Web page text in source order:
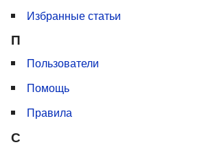
Избранные статьи
П
Пользователи
Помощь
Правила
С